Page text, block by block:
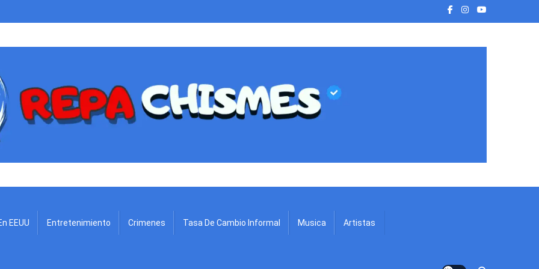
EEUU Entretenimiento Crimenes Tasa De Cambio Informal Musica Artistas